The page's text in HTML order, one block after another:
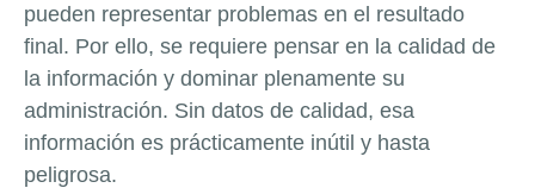
pueden representar problemas en el resultado
final. Por ello, se requiere pensar en la calidad de
la información y dominar plenamente su
administración. Sin datos de calidad, esa
información es prácticamente inútil y hasta
peligrosa.